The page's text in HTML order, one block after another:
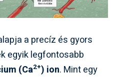
a precíz és gyors
egyik legfontosabb
(Ca2+) ion. Mint egy